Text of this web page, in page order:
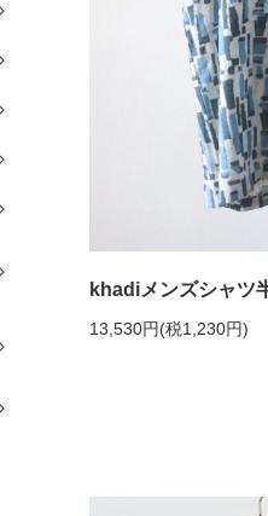
khadiメンズシャ
13,530円(税1,230円)